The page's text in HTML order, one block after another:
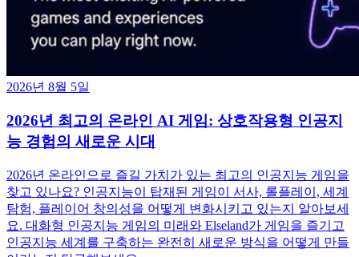
2026년 8월 5일
2026년 최고의 온라인 AI 게임: 상호작용형 인공지
능 경험의 새로운 시대
2026년 온라인으로 즐길 가치가 있는 최고의 인공지능 게임을
찾고 있나요? 인공지능이 탑재된 게임이 서사, 롤플레이, 세계
탐험, 플레이어 창의성을 어떻게 변화시키고 있는지 알아보세
요. 대화형 인공지능 게임의 미래와 Elseland가 게임을 즐기고
인공지능 세계를 구축하는 완전히 새로운 방식을 어떻게 만들